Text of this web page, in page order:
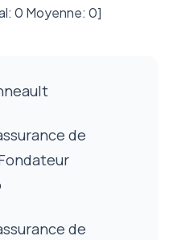
0 Moyenne: 0]
de
de